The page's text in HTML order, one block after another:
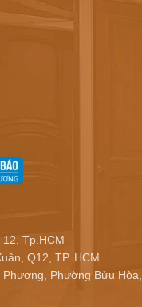
Tp.HCM
Q12, TP. HCM.
Phường Bửu Hòa,